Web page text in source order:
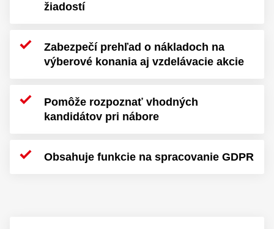
žiadostí
Zabezpečí prehľad o nákladoch na
výberové konania aj vzdelávacie akcie
Pomôže rozpoznať vhodných
kandidátov pri nábore
Obsahuje funkcie na spracovanie GDPR